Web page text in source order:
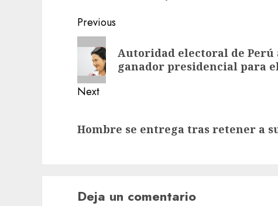
Previous
Autoridad electoral de
ganador presidencial para
Next
Hombre se entrega tras retener a
Deja un comentario